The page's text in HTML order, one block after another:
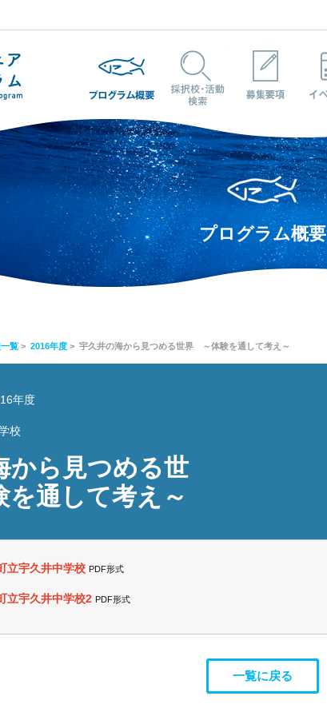
プログラム概要
覧 > 2016年度 > 宇久井の海から見つめる世界 ～体験を通して考え～
年度
校
から見つめる世
通して考え～
立宇久井中学校 PDF形式
立宇久井中学校2 PDF形式
一覧に戻る